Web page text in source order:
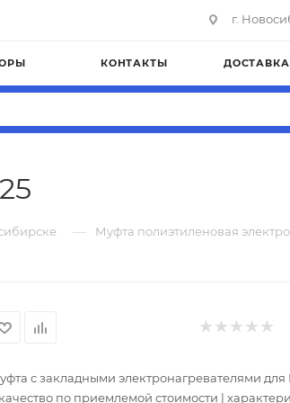
г.
КОНТАКТЫ ДОСТАВКА
— Муфта полиэтиленовая
с закладными электронагревателями для
по приемлемой стоимости |